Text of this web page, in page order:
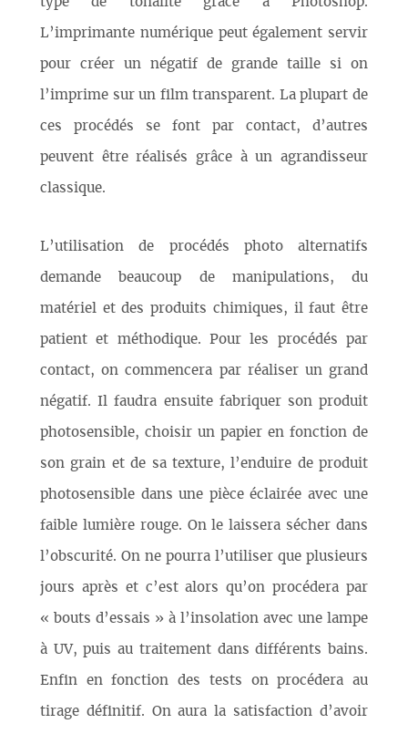
L’imprimante numérique peut également servir
pour créer un négatif de grande taille si on
l’imprime sur un film transparent. La plupart de
ces procédés se font par contact, d’autres
peuvent être réalisés grâce à un agrandisseur
classique.
L’utilisation de procédés photo alternatifs
demande beaucoup de manipulations, du
matériel et des produits chimiques, il faut être
patient et méthodique. Pour les procédés par
contact, on commencera par réaliser un grand
négatif. Il faudra ensuite fabriquer son produit
photosensible, choisir un papier en fonction de
son grain et de sa texture, l’enduire de produit
photosensible dans une pièce éclairée avec une
faible lumière rouge. On le laissera sécher dans
l’obscurité. On ne pourra l’utiliser que plusieurs
jours après et c’est alors qu’on procédera par
« bouts d’essais » à l’insolation avec une lampe
à UV, puis au traitement dans différents bains.
Enfin en fonction des tests on procédera au
tirage définitif. On aura la satisfaction d’avoir